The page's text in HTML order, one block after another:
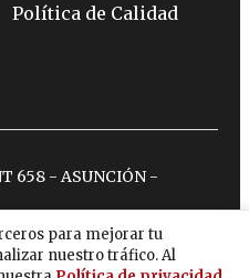
para mejorar tu
nuestro tráfico. Al
Política de Calidad
658 - ASUNCIÓN -
youtubespotify